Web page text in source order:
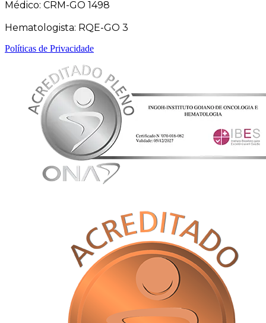
Médico: CRM-GO 1498
Hematologista: RQE-GO 3
Políticas de Privacidade